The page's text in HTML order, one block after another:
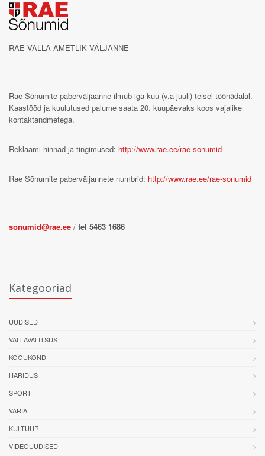
RAE VALLA AMETLIK VÄLJANNE
Rae Sõnumite paberväljaanne ilmub iga kuu (v.a juuli) teisel töönädalal.
Kaastööd ja kuulutused palume saata 20. kuupäevaks koos vajalike
kontaktandmetega.
Reklaami hinnad ja tingimused: http://www.rae.ee/rae-sonumid
Rae Sõnumite paberväljannete numbrid: http://www.rae.ee/rae-sonumid
sonumid@rae.ee / tel 5463 1686
Kategooriad
UUDISED
VALLAVALITSUS
KOGUKOND
HARIDUS
SPORT
VARIA
KULTUUR
VIDEOUUDISED